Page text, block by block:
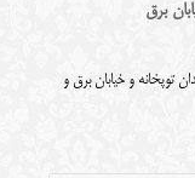
برق
توپخانه و خیابان برق و